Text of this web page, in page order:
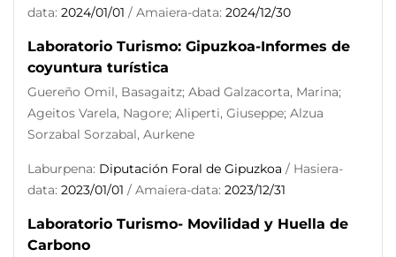
data: 2024/01/01 / Amaiera-data: 2024/12/30
Laboratorio Turismo: Gipuzkoa-Informes de
coyuntura turística
Guereño Omil, Basagaitz; Abad Galzacorta, Marina;
Ageitos Varela, Nagore; Aliperti, Giuseppe; Alzua
Sorzabal Sorzabal, Aurkene
Laburpena: Diputación Foral de Gipuzkoa / Hasiera-
data: 2023/01/01 / Amaiera-data: 2023/12/31
Laboratorio Turismo- Movilidad y Huella de
Carbono